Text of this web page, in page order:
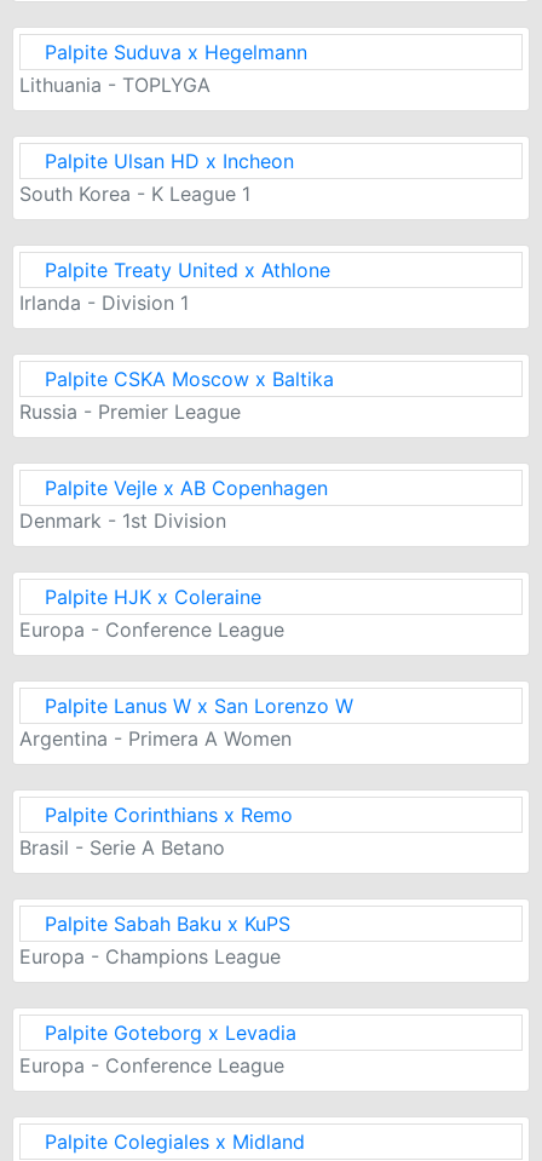
Palpite Suduva x Hegelmann
Lithuania - TOPLYGA
Palpite Ulsan HD x Incheon
South Korea - K League 1
Palpite Treaty United x Athlone
Irlanda - Division 1
Palpite CSKA Moscow x Baltika
Russia - Premier League
Palpite Vejle x AB Copenhagen
Denmark - 1st Division
Palpite HJK x Coleraine
Europa - Conference League
Palpite Lanus W x San Lorenzo W
Argentina - Primera A Women
Palpite Corinthians x Remo
Brasil - Serie A Betano
Palpite Sabah Baku x KuPS
Europa - Champions League
Palpite Goteborg x Levadia
Europa - Conference League
Palpite Colegiales x Midland